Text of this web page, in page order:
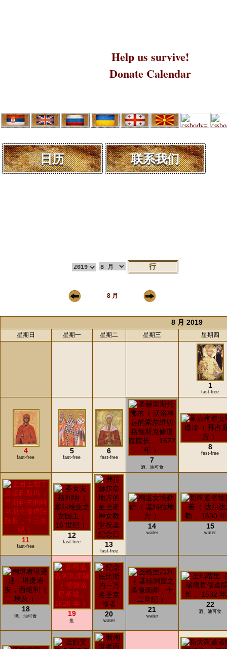
Help us survive!
Donate Calendar
日历 联系我们
8 月
8 月 2019
星期日 星期一 星期二 星期三 星期四
1
fast-free
4
fast-free
5
fast-free
6
fast-free 7
酒、油可食
8
fast-free
11
fast-free
12
fast-free 13
fast-free
14
water
15
water
18
酒、油可食 19
鱼
20
water
21
water
22
酒、油可食